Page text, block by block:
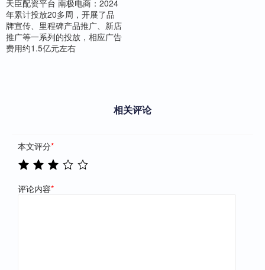
天臣配资平台 南极电商：2024
年累计投放20多周，开展了品
牌宣传、里程碑产品推广、新店
推广等一系列的投放，相应广告
费用约1.5亿元左右
相关评论
本文评分*
评论内容*